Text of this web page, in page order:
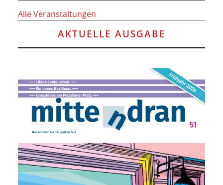
Alle Veranstaltungen
AKTUELLE AUSGABE